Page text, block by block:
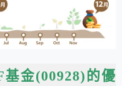
基金(00928)的優